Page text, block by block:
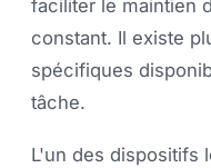
faciliter le maintien
constant. Il existe
spécifiques
tâche.
L'un des dispositifs